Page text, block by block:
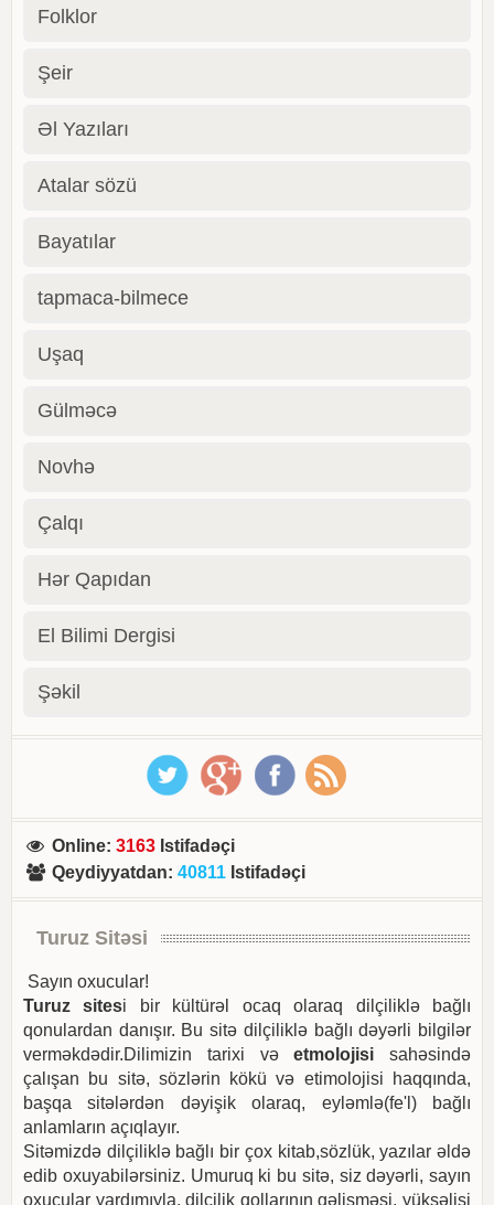
Folklor
Şeir
Əl Yazıları
Atalar sözü
Bayatılar
tapmaca-bilmece
Uşaq
Gülməcə
Novhə
Çalqı
Hər Qapıdan
El Bilimi Dergisi
Şəkil
Online:3163 Istifadəçi
Qeydiyyatdan:40811 Istifadəçi
Turuz Sitəsi
Sayın oxucular!
Turuz sitesi bir kültürəl ocaq olaraq dilçiliklə bağlı
qonulardan danışır. Bu sitə dilçiliklə bağlı dəyərli bilgilər
verməkdədir.Dilimizin tarixi vəetmolojisi sahəsində
çalışan bu sitə, sözlərin kökü və etimolojisi haqqında,
başqa sitələrdən dəyişik olaraq, eyləmlə(fe'l) bağlı
anlamların açıqlayır.
Sitəmizdə dilçiliklə bağlı bir çox kitab,sözlük, yazılar əldə
edib oxuyabilərsiniz. Umuruq ki bu sitə, siz dəyərli, sayın
oxucular yardımıyla, dilçilik qollarının gəlişməsi, yüksəlişi